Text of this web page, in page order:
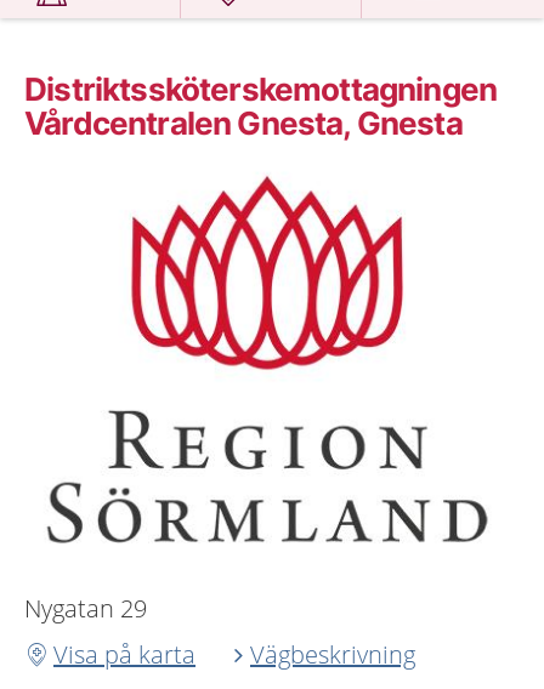
Distriktssköterskemottagningen
Vårdcentralen Gnesta, Gnesta
Nygatan 29
Visa på karta
Vägbeskrivning